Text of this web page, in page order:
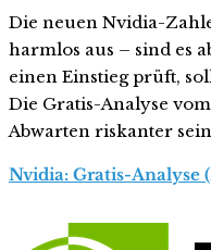
Die neuen Nvidia-
harmlos aus – sind es
einen Einstieg prüft,
Die Gratis-Analyse
Abwarten riskanter
Nvidia: Gratis-Analyse